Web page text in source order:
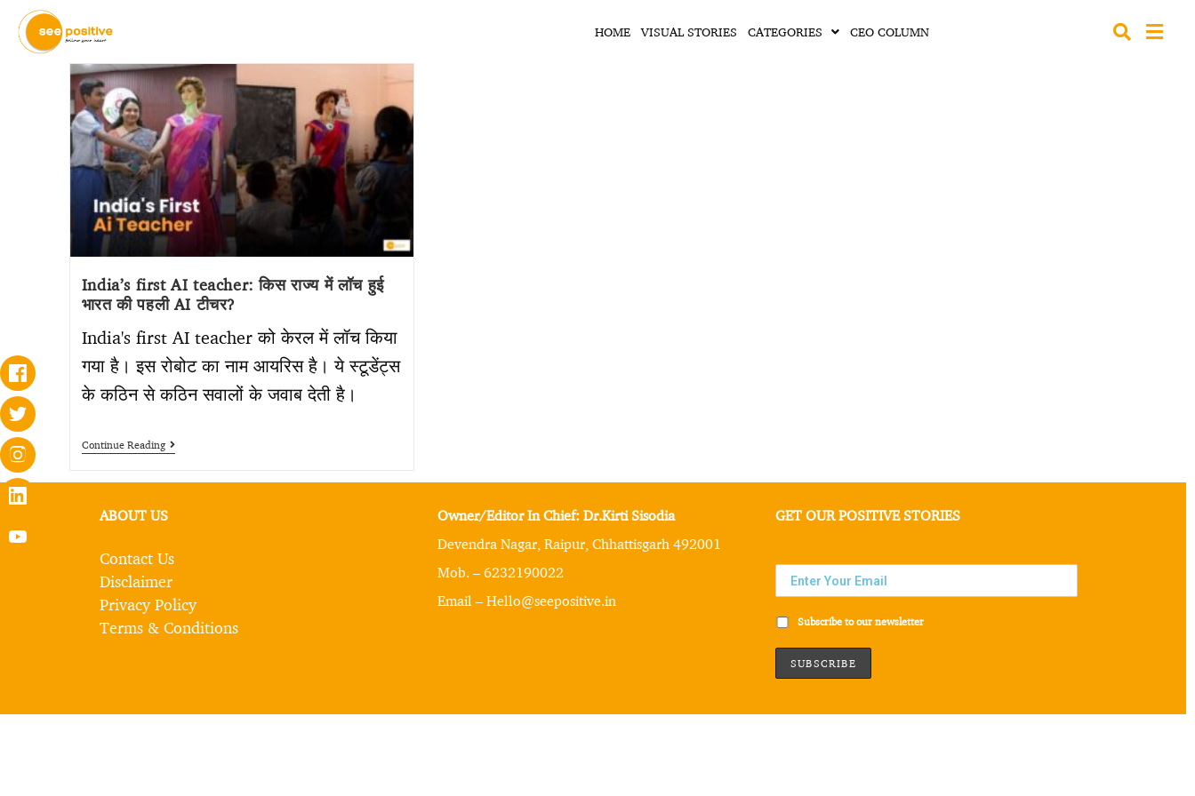
HOME VISUAL STORIES CATEGORIES CEO COLUMN
India’s first AI teacher: किस राज्य में लॉच हुई
भारत की पहली AI टीचर?
India's first AI teacher को केरल में लॉच किया
गया है। इस रोबोट का नाम आयरिस है। ये स्टूडेंट्स
के कठिन से कठिन सवालों के जवाब देती है।
Continue Reading
ABOUT US
Contact Us
Disclaimer
Privacy Policy
Terms & Conditions
Owner/Editor In Chief: Dr.Kirti Sisodia
Devendra Nagar, Raipur, Chhattisgarh 492001
Mob. – 6232190022
Email – Hello@seepositive.in
GET OUR POSITIVE STORIES
Subscribe to our newsletter